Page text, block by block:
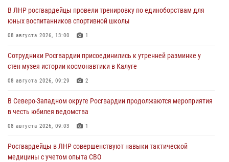
В ЛНР росгвардейцы провели тренировку по единоборствам для
юных воспитанников спортивной школы
08 августа 2026, 13:00 1
Сотрудники Росгвардии присоединились к утренней разминке у
стен музея истории космонавтики в Калуге
08 августа 2026, 09:29 2
В Северо-Западном округе Росгвардии продолжаются мероприятия
в честь юбилея ведомства
08 августа 2026, 09:03 1
Росгвардейцы в ЛНР совершенствуют навыки тактической
медицины с учетом опыта СВО